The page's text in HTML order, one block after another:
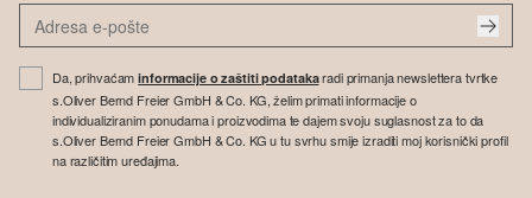
Da, prihvaćaminformacije o zaštiti podatakaradi primanja newslettera tvrtke
s.Oliver Bernd Freier GmbH & Co. KG, želim primati informacije o
individualiziranim ponudama i proizvodima te dajem svoju suglasnost za to da
s.Oliver Bernd Freier GmbH & Co. KG u tu svrhu smije izraditi moj korisnički profil
na različitim uređajima.